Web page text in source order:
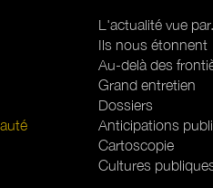
L'actualité vue
Ils nous étonnent
Au-delà des
Grand entretien
Dossiers
Anticipations
Cartoscopie
Cultures